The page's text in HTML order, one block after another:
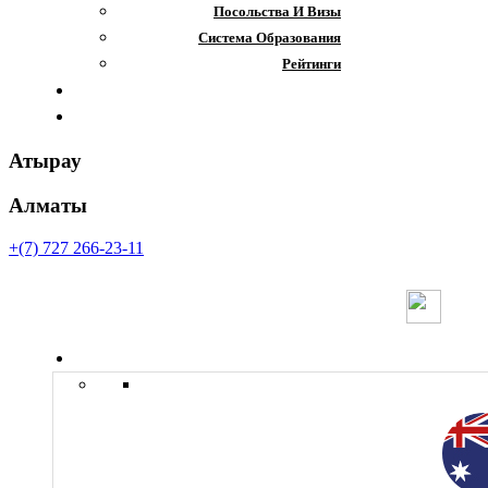
Посольства И Визы
Система Образования
Рейтинги
Атырау
Алматы
+(7) 727 266-23-11